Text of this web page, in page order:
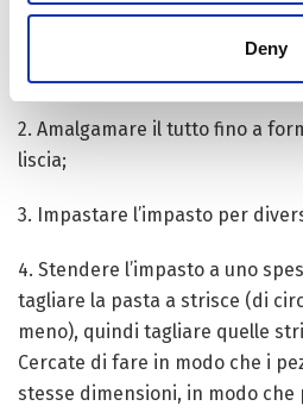
Deny
1. Sciogliere lo zucchero in 1
unire farina, olio, zucchero e il
2. Amalgamare il tutto fino a
liscia;
3. Impastare l’impasto per
4. Stendere l’impasto a uno
tagliare la pasta a strisce (di
meno), quindi tagliare quelle
Cercate di fare in modo che i
stesse dimensioni, in modo che